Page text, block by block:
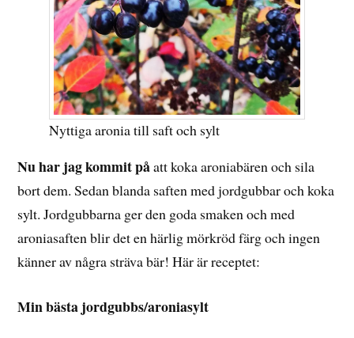
Nyttiga aronia till saft och sylt
Nu har jag kommit påatt koka aroniabären och sila
bort dem. Sedan blanda saften med jordgubbar och koka
sylt. Jordgubbarna ger den goda smaken och med
aroniasaften blir det en härlig mörkröd färg och ingen
känner av några sträva bär! Här är receptet:
Min bästa jordgubbs/aroniasylt